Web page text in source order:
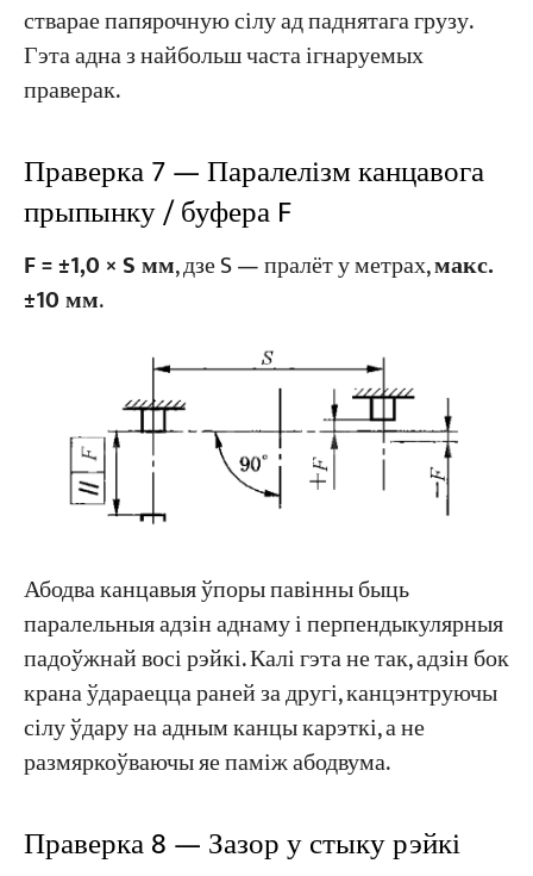
стварае папярочную сілу ад паднятага грузу.
Гэта адна з найбольш часта ігнаруемых
праверак.
Праверка 7 — Паралелізм канцавога
прыпынку / буфера F
F = ±1,0 × S мм, дзе S — пралёт у метрах,макс.
±10 мм.
Абодва канцавыя ўпоры павінны быць
паралельныя адзін аднаму і перпендыкулярныя
падоўжнай восі рэйкі. Калі гэта не так, адзін бок
крана ўдараецца раней за другі, канцэнтруючы
сілу ўдару на адным канцы карэткі, а не
размяркоўваючы яе паміж абодвума.
Праверка 8 — Зазор у стыку рэйкі